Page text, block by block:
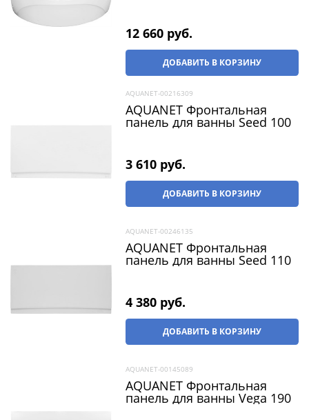
12 660 руб.
ДОБАВИТЬ В КОРЗИНУ
AQUANET-00216309
AQUANET Фронтальная
панель для ванны Seed 100
3 610 руб.
ДОБАВИТЬ В КОРЗИНУ
AQUANET-00246135
AQUANET Фронтальная
панель для ванны Seed 110
4 380 руб.
ДОБАВИТЬ В КОРЗИНУ
AQUANET-00145089
AQUANET Фронтальная
панель для ванны Vega 190